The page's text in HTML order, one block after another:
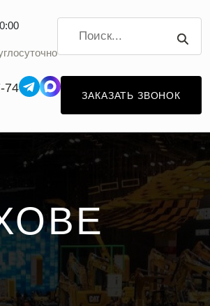
74
ЗАКАЗАТЬ ЗВОНОК